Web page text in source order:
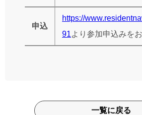
申込
https://
91より参加申込みを
一覧に戻る